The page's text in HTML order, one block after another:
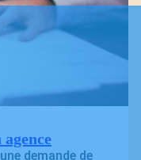
demande de